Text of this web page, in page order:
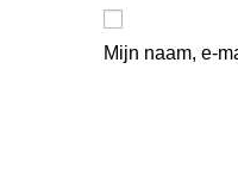
Mijn naam, e-